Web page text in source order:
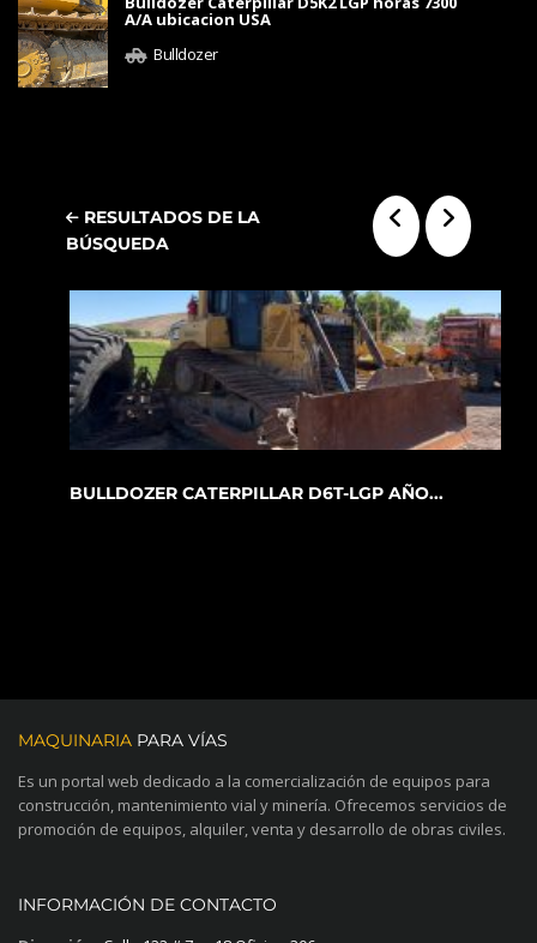
A/A ubicacion USA
Bulldozer
RESULTADOS DE LA
BÚSQUEDA
BULLDOZER CATERPILLAR D6T-LGP AÑO...
MAQUINARIA PARA VÍAS
Es un portal web dedicado a la comercialización de equipos para
construcción, mantenimiento vial y minería. Ofrecemos servicios de
promoción de equipos, alquiler, venta y desarrollo de obras civiles.
INFORMACIÓN DE CONTACTO